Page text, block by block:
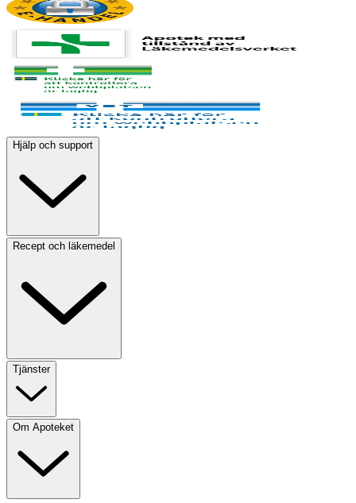
Hjälp och support
Recept och läkemedel
Tjänster
Om Apoteket